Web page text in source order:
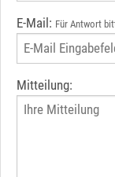
E-Mail: Für Antwort
Mitteilung: